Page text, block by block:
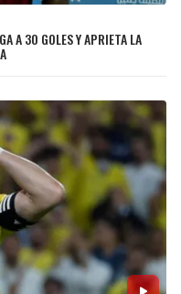
A 30 GOLES Y APRIETA LA